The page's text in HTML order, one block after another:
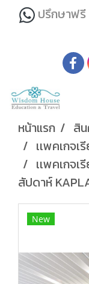
ปรึกษาฟ
หน้าแรก
สิ
เเพคเกจ
เเพคเกจ
สัปดาห์
New